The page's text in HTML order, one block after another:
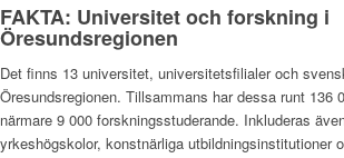
FAKTA: Universitet och forskning i
Öresundsregionen
Det finns 13 universitet, universitetsfilialer och
Öresundsregionen. Tillsammans har dessa runt 136
närmare 9 000 forskningsstuderande. Inkluderas
yrkeshögskolor, konstnärliga utbildningsinstitutioner